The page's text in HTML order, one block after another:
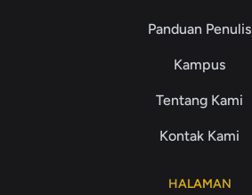
Panduan Penulis
Kampus
Tentang Kami
Kontak Kami
HALAMAN